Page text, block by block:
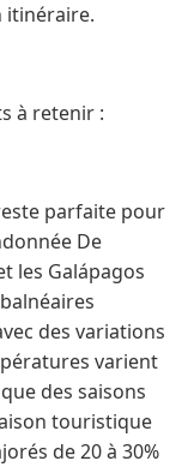
itinéraire.
à retenir :
parfaite pour
De
les Galápagos
des variations
varient
des saisons
touristique
de 20 à 30%